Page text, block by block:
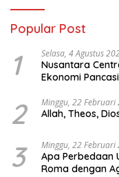
Popular Post
1 Selasa, 4 Agustus
Nusantara
Ekonomi
Ekonomi Politik
“Urgensi
Indonesia Emas
2 Minggu, 22
Allah, Theos,
3 Minggu, 22
Apa Perbedaan
Roma dengan